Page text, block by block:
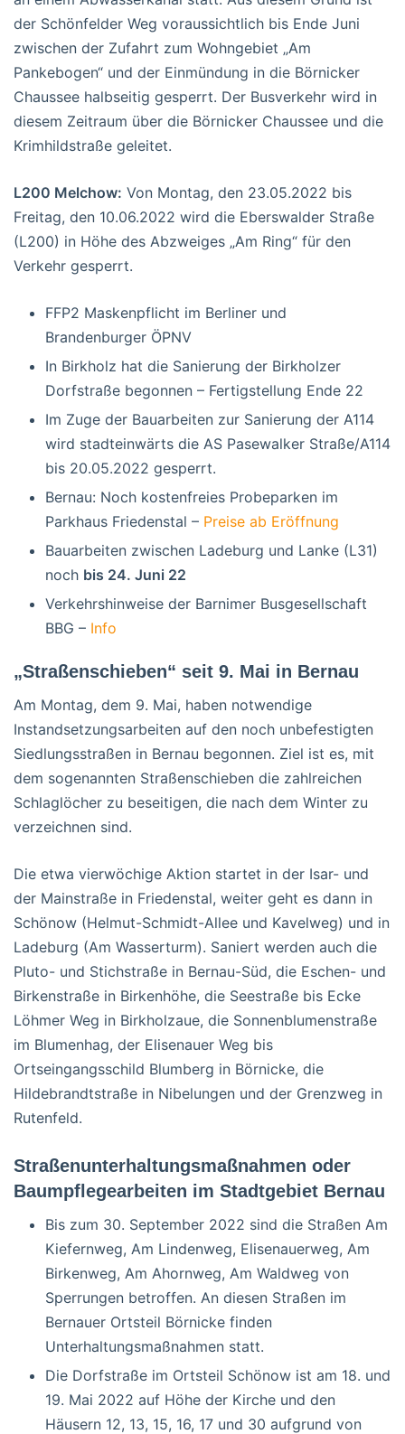
der Schönfelder Weg voraussichtlich bis Ende Juni
zwischen der Zufahrt zum Wohngebiet „Am
Pankebogen“ und der Einmündung in die Börnicker
Chaussee halbseitig gesperrt. Der Busverkehr wird in
diesem Zeitraum über die Börnicker Chaussee und die
Krimhildstraße geleitet.
L200 Melchow: Von Montag, den 23.05.2022 bis
Freitag, den 10.06.2022 wird die Eberswalder Straße
(L200) in Höhe des Abzweiges „Am Ring“ für den
Verkehr gesperrt.
FFP2 Maskenpflicht im Berliner und
Brandenburger ÖPNV
In Birkholz hat die Sanierung der Birkholzer
Dorfstraße begonnen – Fertigstellung Ende 22
Im Zuge der Bauarbeiten zur Sanierung der A114
wird stadteinwärts die AS Pasewalker Straße/A114
bis 20.05.2022 gesperrt.
Bernau: Noch kostenfreies Probeparken im
Parkhaus Friedenstal – Preise ab Eröffnung
Bauarbeiten zwischen Ladeburg und Lanke (L31)
noch bis 24. Juni 22
Verkehrshinweise der Barnimer Busgesellschaft
BBG – Info
„Straßenschieben“ seit 9. Mai in Bernau
Am Montag, dem 9. Mai, haben notwendige
Instandsetzungsarbeiten auf den noch unbefestigten
Siedlungsstraßen in Bernau begonnen. Ziel ist es, mit
dem sogenannten Straßenschieben die zahlreichen
Schlaglöcher zu beseitigen, die nach dem Winter zu
verzeichnen sind.
Die etwa vierwöchige Aktion startet in der Isar- und
der Mainstraße in Friedenstal, weiter geht es dann in
Schönow (Helmut-Schmidt-Allee und Kavelweg) und in
Ladeburg (Am Wasserturm). Saniert werden auch die
Pluto- und Stichstraße in Bernau-Süd, die Eschen- und
Birkenstraße in Birkenhöhe, die Seestraße bis Ecke
Löhmer Weg in Birkholzaue, die Sonnenblumenstraße
im Blumenhag, der Elisenauer Weg bis
Ortseingangsschild Blumberg in Börnicke, die
Hildebrandtstraße in Nibelungen und der Grenzweg in
Rutenfeld.
Straßenunterhaltungsmaßnahmen oder
Baumpflegearbeiten im Stadtgebiet Bernau
Bis zum 30. September 2022 sind die Straßen Am
Kiefernweg, Am Lindenweg, Elisenauerweg, Am
Birkenweg, Am Ahornweg, Am Waldweg von
Sperrungen betroffen. An diesen Straßen im
Bernauer Ortsteil Börnicke finden
Unterhaltungsmaßnahmen statt.
Die Dorfstraße im Ortsteil Schönow ist am 18. und
19. Mai 2022 auf Höhe der Kirche und den
Häusern 12, 13, 15, 16, 17 und 30 aufgrund von